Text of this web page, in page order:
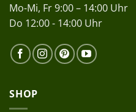
Mo-Mi, Fr 9:00 – 14:00 Uhr
Do 12:00 - 14:00 Uhr
SHOP